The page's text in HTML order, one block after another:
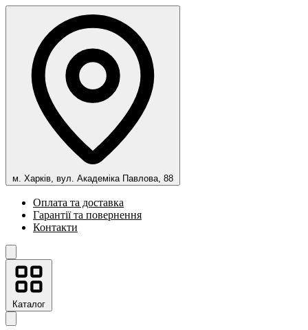
м. Харків, вул. Академіка Павлова, 88
Оплата та доставка
Гарантії та повернення
Контакти
Каталог